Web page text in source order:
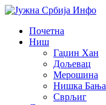
Почетна
Ниш
Гаџин Хан
Дољевац
Мерошина
Нишка Бања
Сврљиг